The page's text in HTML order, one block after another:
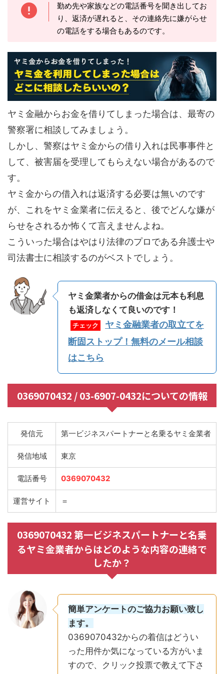
勤め先や家族などの電話番号を聞き出してお
り、返済が遅れると、その連絡先に嫌がらせ
の電話をする場合もあるのです。
ヤミ金融からお金を借りてしまった場合は、最寄の
警察署に相談してみましょう。
しかし、警察はヤミ金からの借り入れは民事事件と
して、被害届を受理してもらえない場合があるので
す。
ヤミ金からの借入れは返済する必要は無いのです
が、これをヤミ金業者に伝えると、後でどんな嫌が
らせをされるか怖くて言えませんよね。
こういった場合はやはり法律のプロである弁護士や
司法書士に相談するのがベストでしょう。
ヤミ金業者からの借金は元本も利息
も返済しなくて良いのです！
チェック
ヤミ金融業者の取立てを
断固ストップ！無料のメール相談
はこちら
0369070432 / 03-6907-0432についての情報
発信元 第一ビジネスパートナーと名乗るヤミ金業者
発信地域 東京
電話番号 0369070432
運営サイト ＝
0369070432 第一ビジネスパートナーと名乗
るヤミ金業者からはどのような内容の連絡で
したか？
簡単アンケートのご協力お願い致し
ます。
0369070432からの着信はどうい
った用件か気になっている方がいま
すので、クリック投票で教えて下さ